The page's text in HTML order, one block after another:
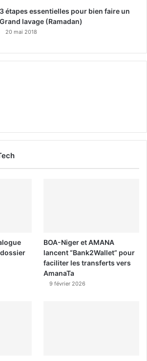
3 étapes essentielles pour bien faire un
Grand lavage (Ramadan)
20 mai 2018
BOA-Niger et AMANA
lancent “Bank2Wallet” pour
faciliter les transferts vers
AmanaTa
9 février 2026